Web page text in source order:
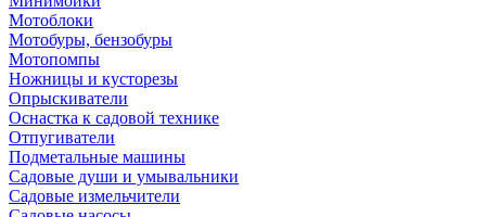
Мотоблоки
Мотобуры, бензобуры
Мотопомпы
Ножницы и кусторезы
Опрыскиватели
Оснастка к садовой технике
Отпугиватели
Подметальные машины
Садовые души и умывальники
Садовые измельчители